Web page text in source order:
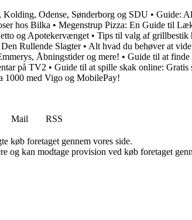
Kolding, Odense, Sønderborg og SDU • Guide:
hos Bilka • Megenstrup Pizza: En Guide til
og Apotekervænget • Tips til valg af grillbestik
Rullende Slagter• Alt hvad du behøver at
Åbningstider og mere! • Guide til at finde
på TV2 • Guide til at spille skak online: Gratis
1000 med Vigo og MobilePay!
Mail
RSS
køb foretaget gennem vores side.
og kan modtage provision ved køb foretaget